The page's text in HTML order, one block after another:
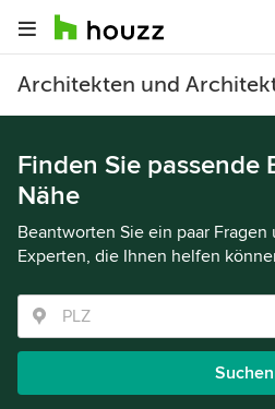
Architekten und
Finden Sie passende
Nähe
Beantworten Sie ein paar
Experten, die Ihnen helfen
Suchen